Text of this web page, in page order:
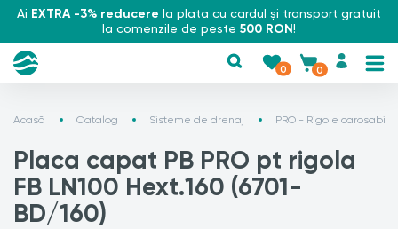
Ai EXTRA -3% reducere la plata cu cardul și transport gratuit
la comenzile de peste 500 RON!
0 0
Acasă Catalog Sisteme de drenaj PRO - Rigole carosabile
Placa capat PB PRO pt rigola
FB LN100 Hext.160 (6701-
BD/160)